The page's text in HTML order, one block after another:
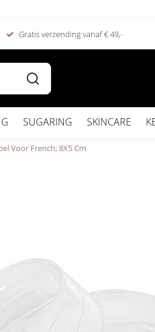
Gratis verzending vanaf € 49,-
SUGARING SKINCARE
Voor French; 8X5 Cm